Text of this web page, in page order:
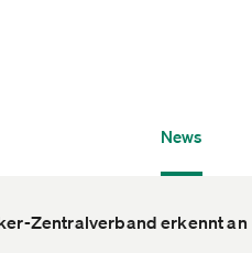
News
Zentralverband erkennt an